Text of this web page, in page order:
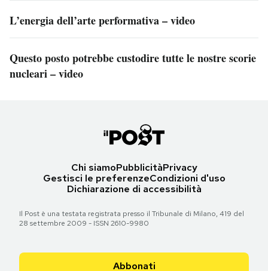
L’energia dell’arte performativa – video
Questo posto potrebbe custodire tutte le nostre scorie
nucleari – video
Chi siamoPubblicitàPrivacy
Gestisci le preferenzeCondizioni d'uso
Dichiarazione di accessibilità
Il Post è una testata registrata presso il Tribunale di Milano, 419 del
28 settembre 2009 - ISSN 2610-9980
Abbonati